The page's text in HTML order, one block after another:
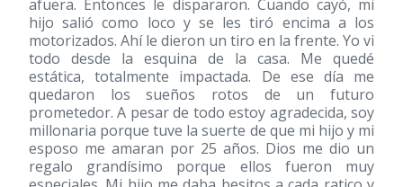
afuera. Entonces le dispararon. Cuando cayó, mi
hijo salió como loco y se les tiró encima a los
motorizados. Ahí le dieron un tiro en la frente. Yo vi
todo desde la esquina de la casa. Me quedé
estática, totalmente impactada. De ese día me
quedaron los sueños rotos de un futuro
prometedor. A pesar de todo estoy agradecida, soy
millonaria porque tuve la suerte de que mi hijo y mi
esposo me amaran por 25 años. Dios me dio un
regalo grandísimo porque ellos fueron muy